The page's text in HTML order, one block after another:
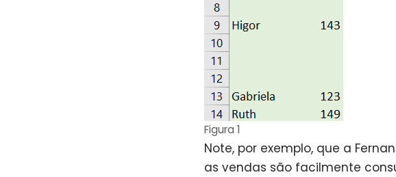
Figura 1
Note, por exemplo, que a
as vendas são facilmente